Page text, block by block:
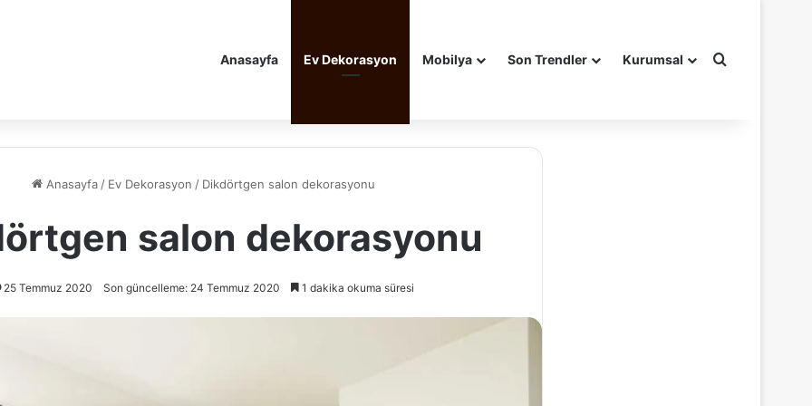
Anasayfa Ev Dekorasyon Mobilya Son Trendler Kurumsal Arama yap
Anasayfa / Ev Dekorasyon / Dikdörtgen salon dekorasyonu
salon dekorasyonu
25 Temmuz 2020 Son güncelleme: 24 Temmuz 2020 1 dakika okuma süresi